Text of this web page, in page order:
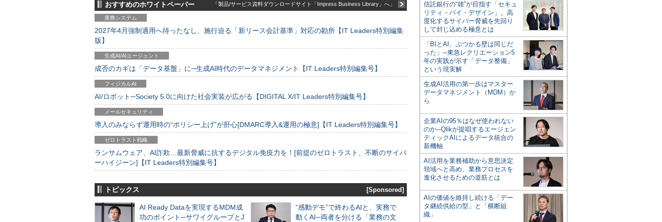
おすすめのホワイトペーパー 「製品/サービス資料ダウンロードサイト「Impress Business Library」へ」
業務システム
2027年4月強制適用へ待ったなし、施行迫る「新リース会計基準」対応の勘所【IT Leaders特別編集
版】
生成AI/AIエージェント
成否のカギは「データ基盤」に─生成AI時代のデータマネジメント【IT Leaders特別編集号】
フィジカルAI
AI/ロボット─Society 5.0に向けた社会実装が広がる【DIGITAL X/IT Leaders特別編集号】
メールセキュリティ
導入のみならず運用時の“ポリシー上げ”が肝心[DMARC導入&運用の極意]【IT Leaders特別編集号】
ゼロトラスト戦略
ランサムウェア、AI詐欺…最新脅威に抗するデジタル免疫力を！[前提のゼロトラスト、不断のサイバ
ーハイジーン]【IT Leaders特別編集号】
トピックス [Sponsored]
AI Ready Dataを実現するMDM成
功のポイント─サワイグループとJ
“感動デモ”で終わるAIと、実務で
動くAI─両者を分ける「業務の文
信託銀行の“雄”が目指す「セキュ
リティ・バイ・デザイン」。高
度化するサイバー脅威を先回り
して封じ込める極意とは
「BIとAI、ぶつかる壁は同じだ
った」─東急レクリエーション5
年の実践が示す「データ整備」
という現実解
生成AI活用の第一歩はマスター
データマネジメント（MDM）か
ら
企業AIの95％はなぜ使われない
のか─Qlikが提唱するエージェン
ティックAIによるデータ統合の
新機軸
AI活用を業務補助から意思決定
領域へと高め、業務プロセスを
進化させるための道筋とは
AIの価値を維持し続ける「デー
タ継続供給の型」と「横断組
織」